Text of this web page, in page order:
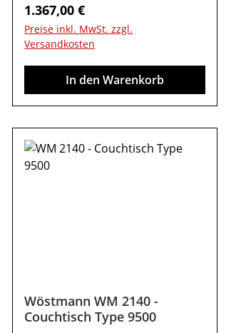
70 / H 48 / T 70 Farben können
auf verschiedenen Bildschirmen
abweichen. Deko oder andere
Beimöbel sind nicht enthalten.
Abbildung kann abweichen.
Regulärer Preis:
1.367,00 €
Preise inkl. MwSt. zzgl.
Versandkosten
In den Warenkorb
Wöstmann WM 2140 -
Couchtisch Type 9500